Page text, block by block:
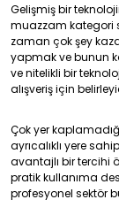
Gelişmiş bir
muazzam kategori
zaman çok şey
yapmak ve bunun
ve nitelikli bir
alışveriş için
Çok yer
ayrıcalıklı yere
avantajlı bir tercihi
pratik kullanıma
profesyonel sektör